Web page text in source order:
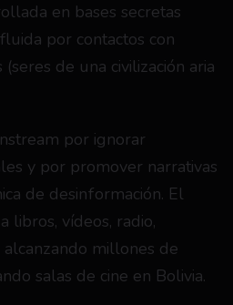
en bases secretas
por contactos con
de una civilización aria
por ignorar
y por promover narrativas
de desinformación. El
libros, vídeos, radio,
alcanzando millones de
salas de cine en Bolivia.